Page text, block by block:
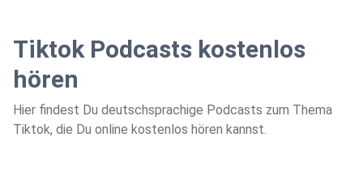
Tiktok Podcasts kostenlos
hören
Hier findest Du deutschsprachige Podcasts zum Thema
Tiktok, die Du online kostenlos hören kannst.